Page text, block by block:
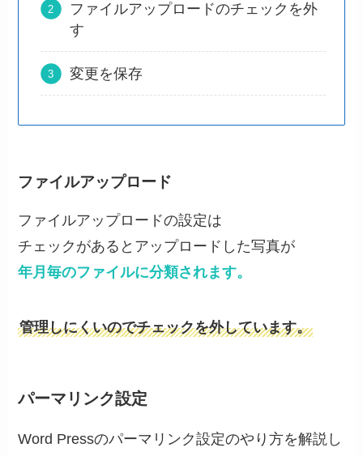
ファイルアップロードのチェックを外
す
変更を保存
ファイルアップロード
ファイルアップロードの設定は
チェックがあるとアップロードした写真が
年月毎のファイルに分類されます。
管理しにくいのでチェックを外しています。
パーマリンク設定
Word Pressのパーマリンク設定のやり方を解説し